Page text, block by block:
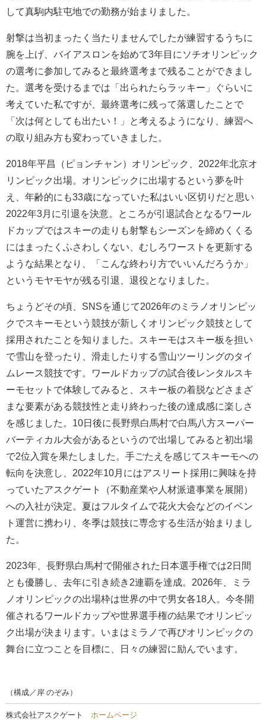
して真駒内駐屯地での勤務が始まりました。
射撃は当初まったく当たりませんでしたが練習するうちに
腕を上げ、バイアスロンを始めて3年目にソチオリンピック
の選考に参加してみると最終選考まで残ることができまし
た。選考を受けるまでは「出られたらラッキー」ぐらいに
考えていた私ですが、最終選考に残って落選したことで
「次は何としても出たい！」と考えるようになり、練習へ
の取り組み方も変わっていきました。
2018年平昌（ピョンチャン）オリンピック、2022年北京オ
リンピック出場。オリンピックに出場するという夢を叶
え、年齢的にも33歳になっていた私はいい区切りだと思い
2022年3月に引退を決意。ところが引退試合となるワール
ドカップではスキーの走りも射撃もシーズンを締めくくる
にはまったくふさわしくない、むしろワーストを更新する
ような結果となり、「こんな終わり方でいいんだろうか」
というモヤモヤが残る引退、退役となりました。
ちょうどその頃、SNSを通じて2026年のミラノオリンピッ
クでスキーモという競技が新しくオリンピック競技として
採用されたことを知りました。スキーモはスキー板を担い
で雪山を登ったり、滑走したりする雪山ツーリングのタイ
ムレース競技です。ワールドカップの試合後レンタルスキ
ーモセットで体験してみると、スキー板の着脱などさまざ
まな要素がある競技性と走り終わった後の達成感に楽しさ
を感じました。10日後に長野県白馬村で白馬八方スーパー
バーティカル大会があるというので出場してみると初出場
で2位入賞を果たしました。手ごたえを感じてスキーモへの
転向を決意し、2022年10月にはアスリート採用に興味を持
っていたアスクゲート（不動産業や人材派遣事業を展開）
への入社が決定。夏はフルタイムで花火大会などのイベン
ト運営に携わり、冬季は競技に専念する生活が始まりまし
た。
2023年、長野県白馬村で開催された日本選手権では2日間
とも優勝し、去年に引き続き2連覇を達成。2026年、ミラ
ノオリンピックの出場枠は世界の中で男女各18人。今冬開
催されるワールドカップや世界選手権の結果でオリンピッ
ク出場が決まります。いまはミラノで再びオリンピックの
舞台に立つことを目標に、日々の練習に励んでいます。
（構成／岸 のぞみ）
株式会社アスクゲート ホームページ